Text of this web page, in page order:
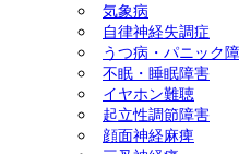
体質改善)
痛 天気痛(
麻痺 三叉神
気象病
自律神経失調症
うつ病・パニック
不眠・睡眠障害
イヤホン難聴
起立性調節障害
顔面神経麻痺